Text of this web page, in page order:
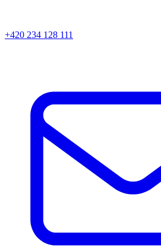
+420 234 128 111